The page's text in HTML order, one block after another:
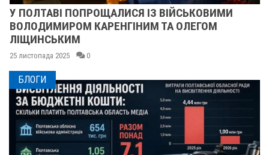
У ПОЛТАВІ ПОПРОЩАЛИСЯ ІЗ ВІЙСЬКОВИМИ
ВОЛОДИМИРОМ КАРЕНГІНИМ ТА ОЛЕГОМ
ЛІЩИНСЬКИМ
25 листопада 2025 0
БЛОГИ